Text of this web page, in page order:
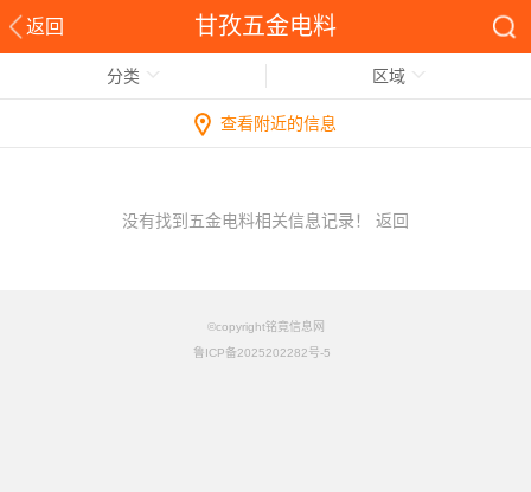
返回 甘孜五金电料
分类 区域
查看附近的信息
没有找到五金电料相关信息记录！ 返回
©copyright铭竟信息网
鲁ICP备2025202282号-5